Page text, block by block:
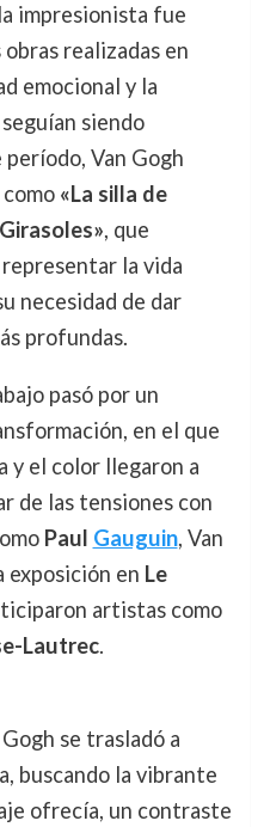
impresionista fue
realizadas en
emocional y la
siendo
Van Gogh
«La silla de
, que
la vida
necesidad de dar
profundas.
pasó por un
en el que
y el color llegaron a
de las tensiones con
Paul Gauguin, Van
exposición en Le
artistas como
Lautrec.
se trasladó a
buscando la vibrante
ofrecía, un contraste